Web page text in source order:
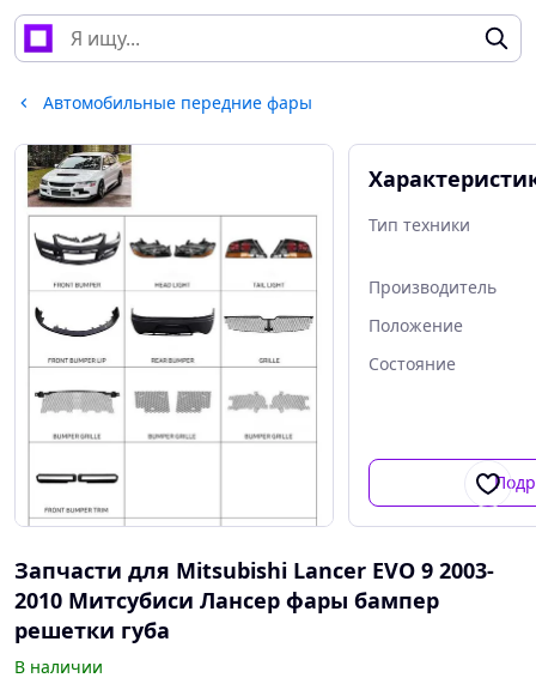
Автомобильные передние фары
Тип техники
Производитель
Положение
Состояние
Запчасти для Mitsubishi Lancer EVO 9 2003-
2010 Митсубиси Лансер фары бампер
решетки губа
В наличии